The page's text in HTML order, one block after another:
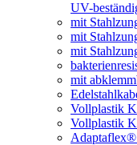
UV-
mit
mit
mit
mit
Vollplastik
Vollplastik